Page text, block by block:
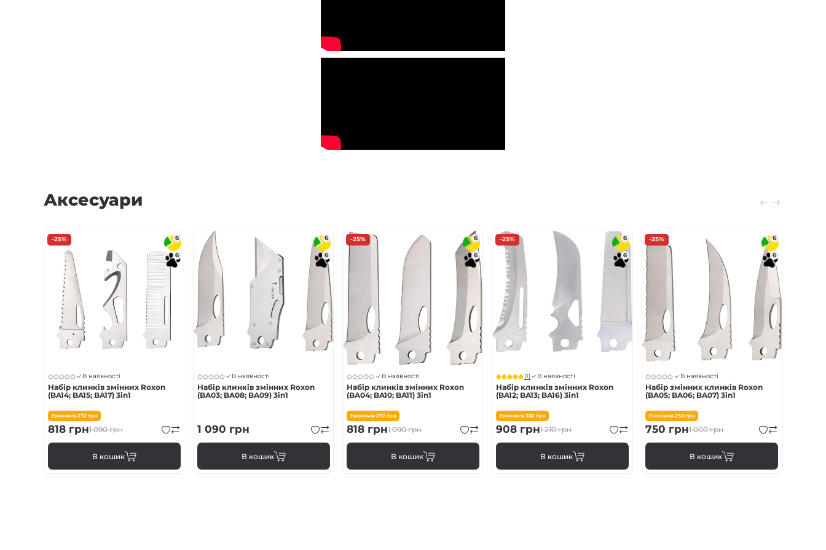
Аксесуари
-25% 6
6
В наявності
Набір клинків змінних Roxon
(BA14; BA15; BA17) 3in1
Економія 272грн
1 090грн
818грн
В кошик
6
6
В наявності
Набір клинків змінних Roxon
(BA03; BA08; BA09) 3in1
1 090 грн
В кошик
-25% 6
6
В наявності
Набір клинків змінних Roxon
(BA04; BA10; BA11) 3in1
Економія 272грн
1 090грн
818 грн
В кошик
-25% 6
6
(1) В наявності
Набір клинків змінних Roxon
(BA12; BA13; BA16) 3in1
Економія 302грн
1 210грн
908 грн
В кошик
-25% 6
6
В наявності
Набір змінних клинків Roxon
(BA05; BA06; BA07) 3in1
Економія 250грн
1 000грн
750 грн
В кошик